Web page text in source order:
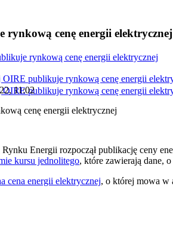
cenę energii elektrycznej
rynkową cenę energii elektrycznej
publikuje rynkową cenę energii
publikuje rynkową cenę energii
11:02
cenę energii elektrycznej
Energii rozpoczął publikację ceny
kursu jednolitego, które zawierają dane,
cena energii elektrycznej, o której mowa w